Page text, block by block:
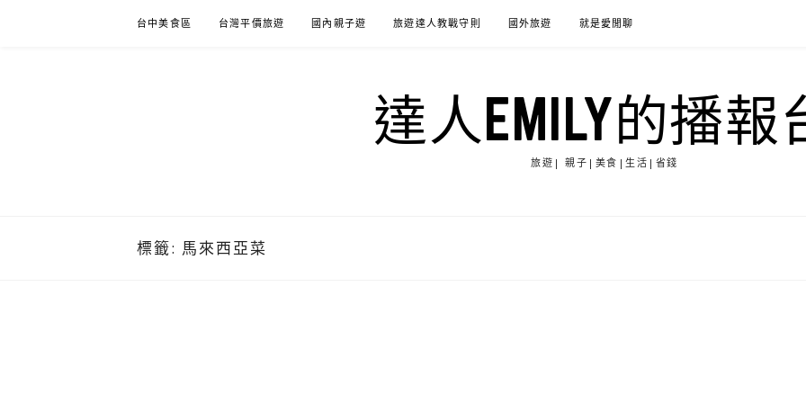
台中美食區 台灣平價旅遊 國內親子遊 旅遊達人教戰守則 國外旅遊 就是愛閒聊
達人EMILY的播報
旅遊| 親子|美食|生活|省錢
標籤: 馬來西亞菜